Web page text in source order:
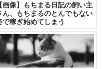
画像】もちまる日記の飼い主
ん、もちまるのとんでもない
で稼ぎ始めてしまう